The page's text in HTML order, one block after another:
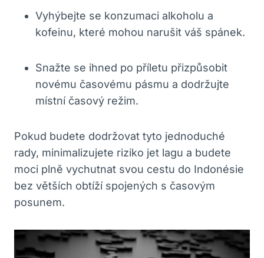
Vyhýbejte​ se ‌konzumaci alkoholu a
kofeinu, které mohou narušit⁣ váš spánek.
Snažte se​ ihned po příletu přizpůsobit
novému časovému pásmu⁢ a dodržujte⁣
místní časový režim.
Pokud⁤ budete dodržovat tyto jednoduché
⁢rady, minimalizujete riziko jet lagu a⁢ budete
moci plně ​vychutnat svou cestu‍ do Indonésie
‍bez větších obtíží spojených⁤ s‍ časovým
posunem.